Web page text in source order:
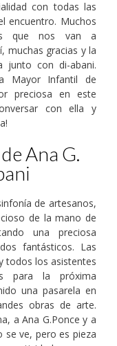
con todas las
encuentro. Muchos
que nos van a
muchas gracias y la
junto con di-abani.
Mayor Infantil de
preciosa en este
con ella y
Ana G.
de artesanos,
de la mano de
una preciosa
fantásticos. Las
todos los asistentes
para la próxima
una pasarela en
obras de arte.
a Ana G.Ponce y a
se ve, pero es pieza